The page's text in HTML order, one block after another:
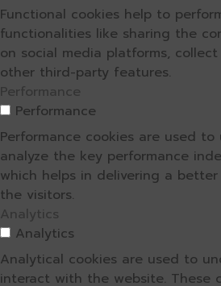
Functional cookies help to
functionalities like sharing the
on social media platforms,
other third-party features.
Performance
Performance
Performance cookies are used
analyze the key performance
which helps in delivering a
the visitors.
Analytics
Analytics
Analytical cookies are used to
interact with the website. These